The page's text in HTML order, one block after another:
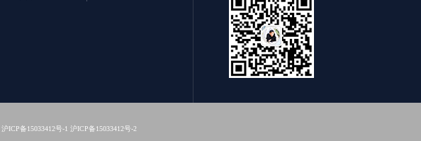
沪ICP备15033412号-1 沪ICP备15033412号-2